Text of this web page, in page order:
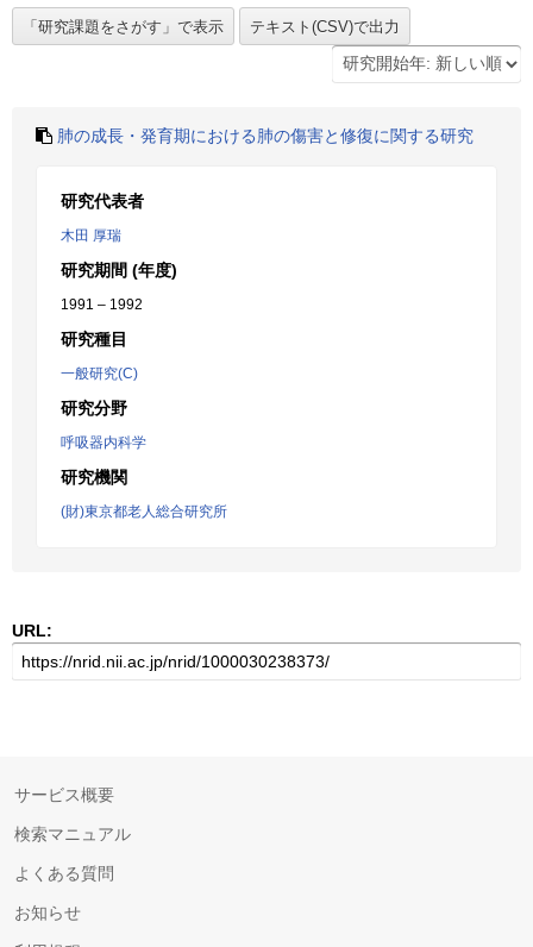
肺の成長・発育期における肺の傷害と修復に関する研究
研究代表者
木田 厚瑞
研究期間 (年度)
1991 – 1992
研究種目
一般研究(C)
研究分野
呼吸器内科学
研究機関
(財)東京都老人総合研究所
URL:
サービス概要
検索マニュアル
よくある質問
お知らせ